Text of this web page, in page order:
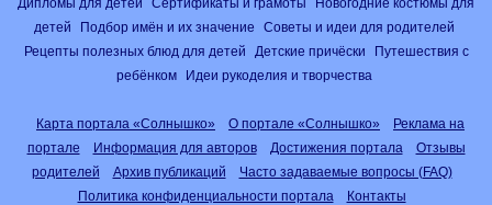
детей
Подбор имён и их значение
Советы и идеи для родителей
Рецепты полезных блюд для детей
Детские причёски
Путешествия с
ребёнком
Идеи рукоделия и творчества
Карта портала «Солнышко» О портале «Солнышко»
Реклама на
портале
Информация для авторов Достижения портала
Отзывы
родителей
Архив публикаций
Часто задаваемые вопросы (FAQ)
Политика конфиденциальности портала
Контакты